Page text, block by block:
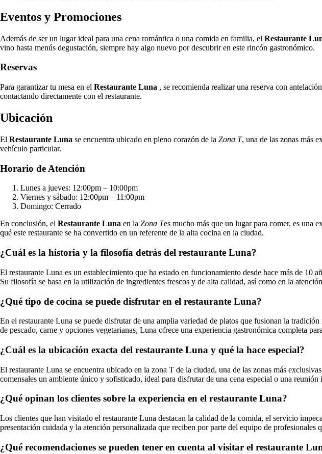
Eventos y Promociones
Además de ser un lugar ideal para una cena romántica o una comida en familia, el Restaurante
vino hasta menús degustación, siempre hay algo nuevo por descubrir en este rincón gastronómico.
Reservas
Para garantizar tu mesa en el Restaurante Luna , se recomienda realizar una reserva con
contactando directamente con el restaurante.
Ubicación
El Restaurante Luna se encuentra ubicado en pleno corazón de la Zona T, una de las zonas más
vehículo particular.
Horario de Atención
Lunes a jueves: 12:00pm – 10:00pm
Viernes y sábado: 12:00pm – 11:00pm
Domingo: Cerrado
En conclusión, el Restaurante Luna en la Zona Tes mucho más que un lugar para comer, es una
qué este restaurante se ha convertido en un referente de la alta cocina en la ciudad.
¿Cuál es la historia y la filosofía detrás del restaurante Luna?
El restaurante Luna es un establecimiento que ha estado en funcionamiento desde hace más de
Su filosofía se basa en la utilización de ingredientes frescos y de alta calidad, así como en la
¿Qué tipo de cocina se puede disfrutar en el restaurante Luna?
En el restaurante Luna se puede disfrutar de una amplia variedad de platos que fusionan la
de pescado, carne y opciones vegetarianas, Luna ofrece una experiencia gastronómica completa
¿Cuál es la ubicación exacta del restaurante Luna y qué la hace especial?
El restaurante Luna se encuentra ubicado en la zona T de la ciudad, una de las zonas más
comensales un ambiente único y sofisticado, ideal para disfrutar de una cena especial o una
¿Qué opinan los clientes sobre la experiencia en el restaurante Luna?
Los clientes que han visitado el restaurante Luna destacan la calidad de la comida, el servicio
presentación cuidada y la atención personalizada que reciben por parte del equipo de profesionales
¿Qué recomendaciones se pueden tener en cuenta al visitar el restaurante